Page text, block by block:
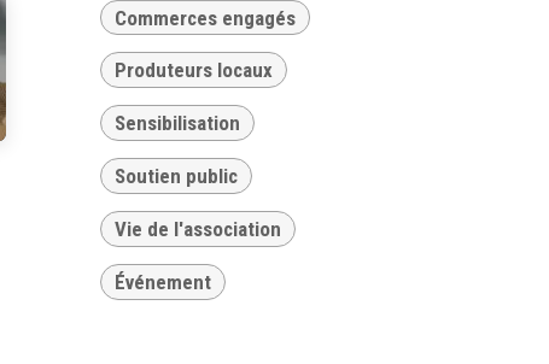
Commerces engagés
Produteurs locaux
Sensibilisation
Soutien public
Vie de l'association
Événement